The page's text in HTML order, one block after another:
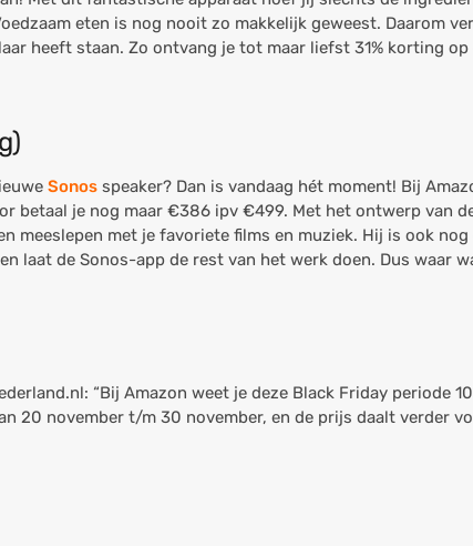
eten is nog nooit zo makkelijk geweest. Daarom
heeft staan. Zo ontvang je tot maar liefst 31% korting
Sonos speaker? Dan is vandaag hét moment! Bij
betaal je nog maar €386 ipv €499. Met het ontwerp van
meeslepen met je favoriete films en muziek. Hij is ook
laat de Sonos-app de rest van het werk doen. Dus waar
“Bij Amazon weet je deze Black Friday periode
20 november t/m 30 november, en de prijs daalt verder